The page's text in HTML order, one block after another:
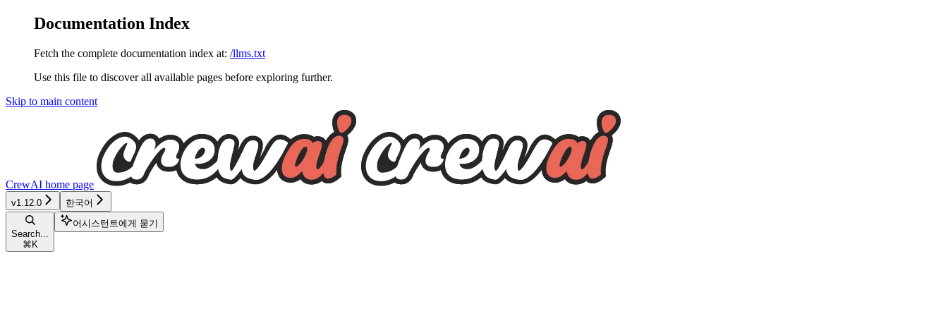
Documentation Index
Fetch the complete documentation index at: /llms.txt
Use this file to discover all available pages before exploring further.
Skip to main content
CrewAI home page
v1.12.0 한국어
Search...
⌘ K
어시스턴트에게 묻기